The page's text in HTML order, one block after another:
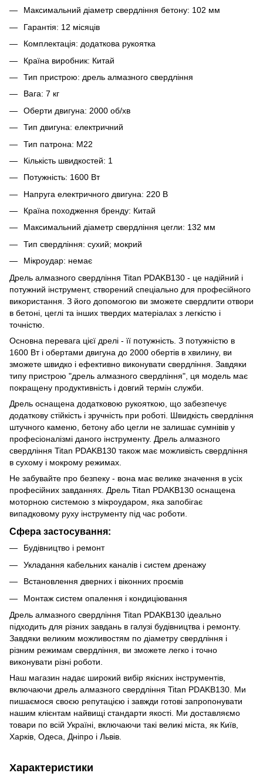
Максимальний діаметр свердління бетону: 102 мм
Гарантія: 12 місяців
Комплектація: додаткова рукоятка
Країна виробник: Китай
Тип пристрою: дрель алмазного свердління
Вага: 7 кг
Оберти двигуна: 2000 об/хв
Тип двигуна: електричний
Тип патрона: М22
Кількість швидкостей: 1
Потужність: 1600 Вт
Напруга електричного двигуна: 220 В
Країна походження бренду: Китай
Максимальний діаметр свердління цегли: 132 мм
Тип свердління: сухий; мокрий
Мікроудар: немає
Дрель алмазного свердління Titan PDAKB130 - це надійний і
потужний інструмент, створений спеціально для професійного
використання. З його допомогою ви зможете свердлити отвори
в бетоні, цеглі та інших твердих матеріалах з легкістю і
точністю.
Основна перевага цієї дрелі - її потужність. З потужністю в
1600 Вт і обертами двигуна до 2000 обертів в хвилину, ви
зможете швидко і ефективно виконувати свердління. Завдяки
типу пристрою "дрель алмазного свердління", ця модель має
покращену продуктивність і довгий термін служби.
Дрель оснащена додатковою рукояткою, що забезпечує
додаткову стійкість і зручність при роботі. Швидкість свердління
штучного каменю, бетону або цегли не залишає сумнівів у
професіоналізмі даного інструменту. Дрель алмазного
свердління Titan PDAKB130 також має можливість свердління
в сухому і мокрому режимах.
Не забувайте про безпеку - вона має велике значення в усіх
професійних завданнях. Дрель Titan PDAKB130 оснащена
моторною системою з мікроударом, яка запобігає
випадковому руху інструменту під час роботи.
Сфера застосування:
Будівництво і ремонт
Укладання кабельних каналів і систем дренажу
Встановлення дверних і віконних проємів
Монтаж систем опалення і кондиціювання
Дрель алмазного свердління Titan PDAKB130 ідеально
підходить для різних завдань в галузі будівництва і ремонту.
Завдяки великим можливостям по діаметру свердління і
різним режимам свердління, ви зможете легко і точно
виконувати різні роботи.
Наш магазин надає широкий вибір якісних інструментів,
включаючи дрель алмазного свердління Titan PDAKB130. Ми
пишаємося своєю репутацією і завжди готові запропонувати
нашим клієнтам найвищі стандарти якості. Ми доставляємо
товари по всій Україні, включаючи такі великі міста, як Київ,
Харків, Одеса, Дніпро і Львів.
Характеристики